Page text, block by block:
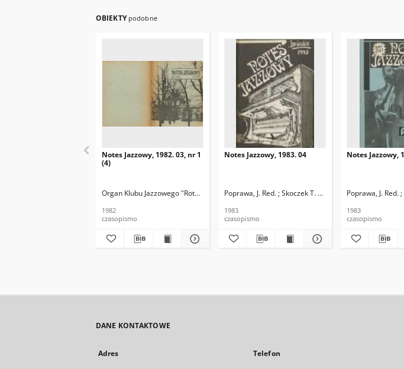
OBIEKTY podobne
Notes Jazzowy, 1982. 03, nr 1
(4)
Organ Klubu Jazzowego "Rotunda" Skoczek, T. Red.
1982
czasopismo
Notes Jazzowy, 1983. 04
Poprawa, J. Red. ; Skoczek T. Red.
1983
czasopismo
Notes Jazzowy,
Poprawa, J. Red. ;
1983
czasopismo
DANE KONTAKTOWE
Adres Telefon